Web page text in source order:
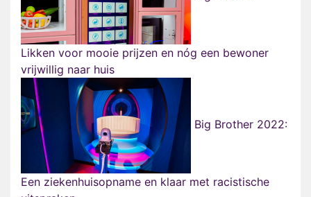
Likken voor mooie prijzen en nóg een bewoner
vrijwillig naar huis
Big Brother 2022:
Een ziekenhuisopname en klaar met racistische